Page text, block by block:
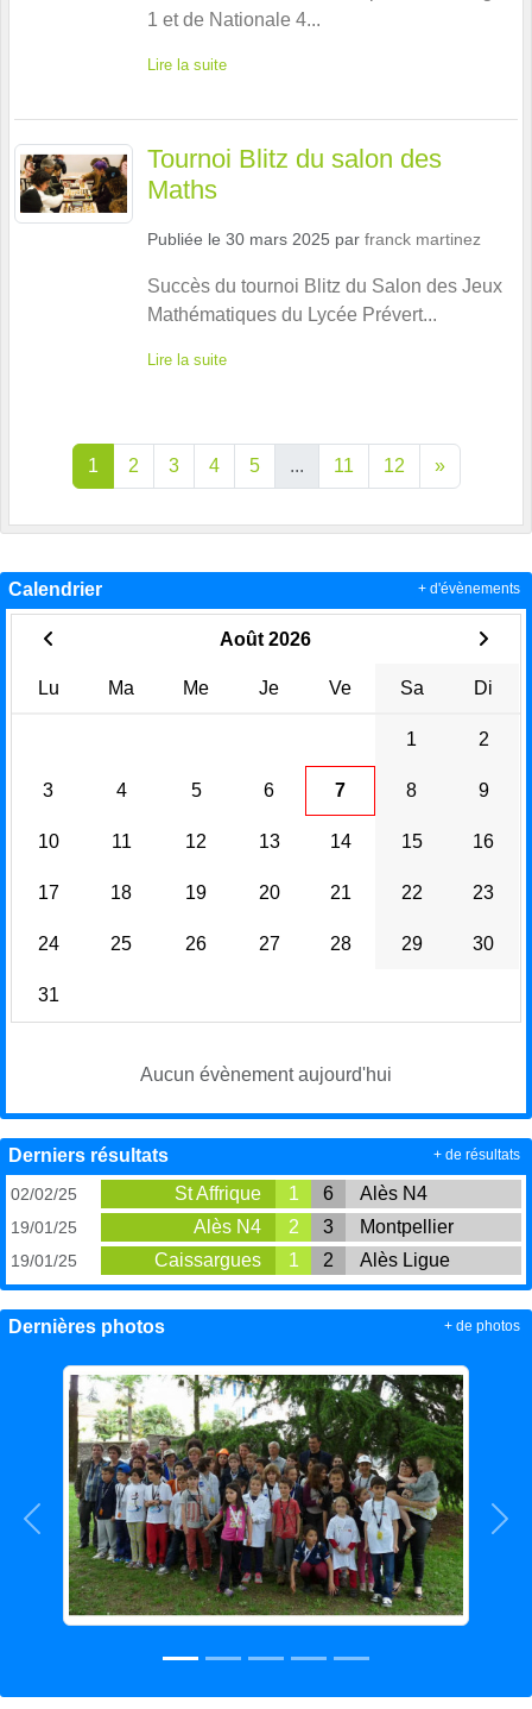
1 et de Nationale 4...
Lire la suite
Tournoi Blitz du salon des
Maths
Publiée le 30 mars 2025 par franck martinez
Succès du tournoi Blitz du Salon des Jeux
Mathématiques du Lycée Prévert...
Lire la suite
1 2 3 4 5 ... 11 12 »
Calendrier
Août 2026
Lu Ma Me Je Ve Sa Di
1 2
3 4 5 6 7 8 9
10 11 12 13 14 15 16
17 18 19 20 21 22 23
24 25 26 27 28 29 30
31
Aucun évènement aujourd'hui
+ d'évènements
Derniers résultats
02/02/25 St Affrique 1 6 Alès N4
19/01/25 Alès N4 2 3 Montpellier
19/01/25 Caissargues 1 2 Alès Ligue
+ de résultats
Dernières photos
Précedent
+ de photos